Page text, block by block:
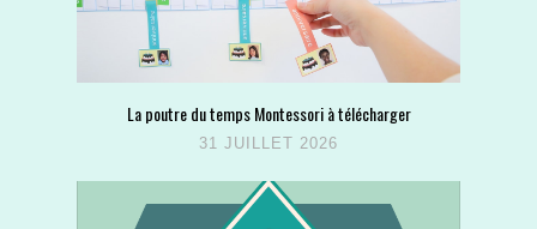
La poutre du temps Montessori à télécharger
31 JUILLET 2026